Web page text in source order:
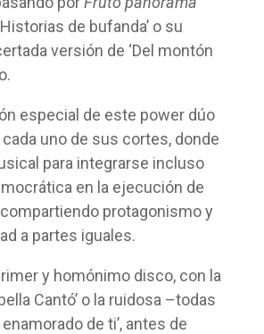
de bufanda’ o su
versión de ‘Del montón
especial de este power dúo
uno de sus cortes, donde
para integrarse incluso
en la ejecución de
protagonismo y
a partes iguales.
y homónimo disco, con la
Cantó’ o la ruidosa –todas
de ti’, antes de